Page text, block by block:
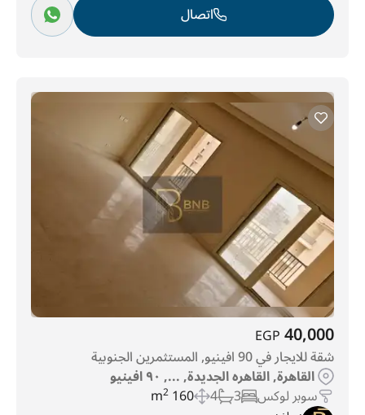
اتصال
40,000
EGP
شقة للايجار في 90 افينيو, المستثمرين الجنوبية
القاهرة, القاهره الجديدة, ..., ٩٠ افينيو
سوبر لوكس 3
4
160 m
2